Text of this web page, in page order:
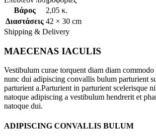
Βάρος
2,05 κ.
Διαστάσεις 42 × 30 cm
Shipping & Delivery
MAECENAS IACULIS
Vestibulum curae torquent diam diam
nunc dui adipiscing convallis bulum parturient
parturient a.Parturient in parturient scelerisque
natoque adipiscing a vestibulum hendrerit et
natoque dui.
ADIPISCING CONVALLIS BULUM